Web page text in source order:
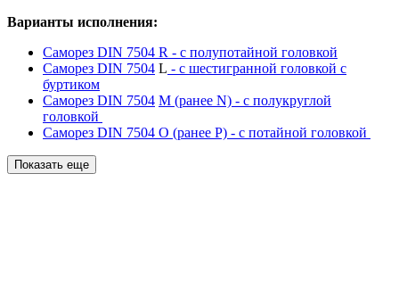
Варианты исполнения:
Саморез DIN 7504 R - c полупотайной головкой
Саморез DIN 7504 L - с шестигранной головкой с
буртиком
Саморез DIN 7504 М (ранее N) - с полукруглой
головкой
Саморез DIN 7504 О (ранее Р) - с потайной головкой
Показать еще